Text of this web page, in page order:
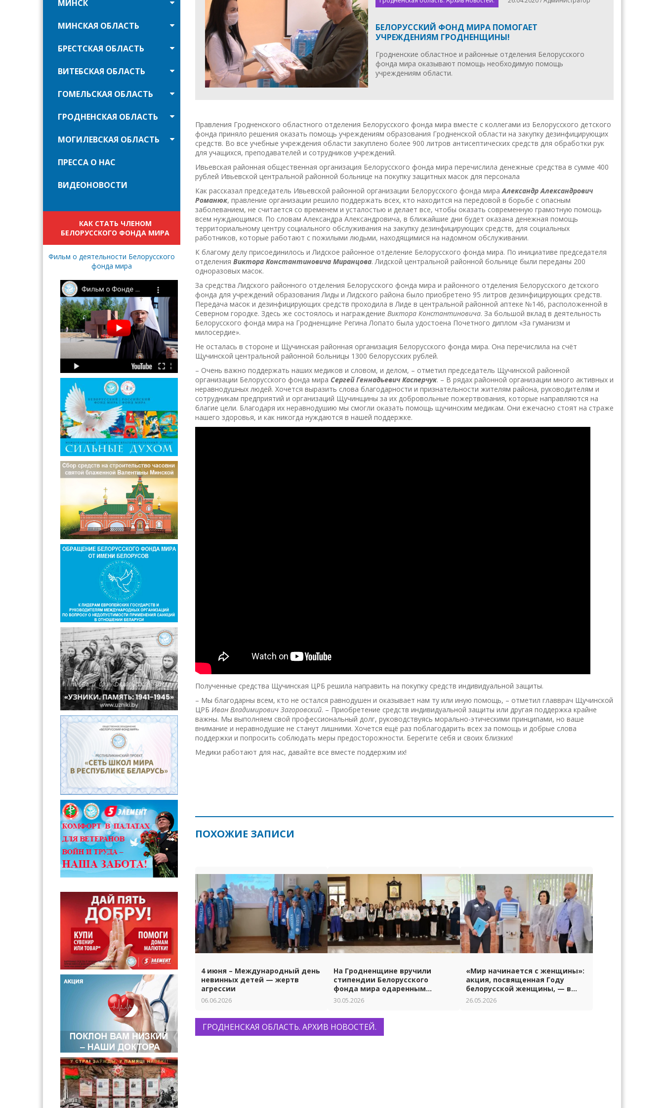
МИНСК
МИНСКАЯ ОБЛАСТЬ
БРЕСТСКАЯ ОБЛАСТЬ
ВИТЕБСКАЯ ОБЛАСТЬ
ГОМЕЛЬСКАЯ ОБЛАСТЬ
ГРОДНЕНСКАЯ ОБЛАСТЬ
МОГИЛЕВСКАЯ ОБЛАСТЬ
ПРЕССА О НАС
ВИДЕОНОВОСТИ
КАК СТАТЬ ЧЛЕНОМ
БЕЛОРУССКОГО ФОНДА МИРА
Фильм о деятельности Белорусского
фонда мира
БЕЛОРУССКИЙ ФОНД МИРА ПОМОГАЕТ
УЧРЕЖДЕНИЯМ ГРОДНЕНЩИНЫ!
Гродненские областное и районные отделения Белорусского
фонда мира оказывают помощь необходимую помощь
учреждениям области.
Правления Гродненского областного отделения Белорусского фонда мира вместе с коллегами из Белорусского детского
фонда приняло решения оказать помощь учреждениям образования Гродненской области на закупку дезинфицирующих
средств. Во все учебные учреждения области закуплено более 900 литров антисептических средств для обработки рук
для учащихся, преподавателей и сотрудников учреждений.
Ивьевская районная общественная организация Белорусского фонда мира перечислила денежные средства в сумме 400
рублей Ивьевской центральной районной больнице на покупку защитных масок для персонала
Как рассказал председатель Ивьевской районной организации Белорусского фонда мираАлександр Александрович
Романюк, правление организации решило поддержать всех, кто находится на передовой в борьбе с опасным
заболеванием, не считается со временем и усталостью и делает все, чтобы оказать современную грамотную помощь
всем нуждающимся. По словам Александра Александровича, в ближайшие дни будет оказана денежная помощь
территориальному центру социального обслуживания на закупку дезинфицирующих средств, для социальных
работников, которые работают с пожилыми людьми, находящимися на надомном обслуживании.
К благому делу присоединилось и Лидское районное отделение Белорусского фонда мира. По инициативе председателя
отделения Виктора Константиновича Миранцова. Лидской центральной районной больнице были переданы 200
одноразовых масок.
За средства Лидского районного отделения Белорусского фонда мира и районного отделения Белорусского детского
фонда для учреждений образования Лиды и Лидского района было приобретено 95 литров дезинфицирующих средств.
Передача масок и дезинфицирующих средств проходила в Лиде в центральной районной аптеке №146, расположенной в
Северном городке. Здесь же состоялось и награждение Виктора Константиновича. За большой вклад в деятельность
Белорусского фонда мира на Гродненщине Регина Лопато была удостоена Почетного диплом «За гуманизм и
милосердие».
Не осталась в стороне и Щучинская районная организация Белорусского фонда мира. Она перечислила на счёт
Щучинской центральной районной больницы 1300 белорусских рублей.
– Очень важно поддержать наших медиков и словом, и делом, – отметил председатель Щучинской районной
организации Белорусского фонда мира Сергей Геннадьевич Касперчук. – В рядах районной организации много активных и
неравнодушных людей. Хочется выразить слова благодарности и признательности жителям района, руководителям и
сотрудникам предприятий и организаций Щучинщины за их добровольные пожертвования, которые направляются на
благие цели. Благодаря их неравнодушию мы смогли оказать помощь щучинским медикам. Они ежечасно стоят на страже
нашего здоровья, и как никогда нуждаются в нашей поддержке.
Полученные средства Щучинская ЦРБ решила направить на покупку средств индивидуальной защиты.
– Мы благодарны всем, кто не остался равнодушен и оказывает нам ту или иную помощь, – отметил главврач Щучинской
ЦРБ Иван Владимирович Загоровский. – Приобретение средств индивидуальной защиты или другая поддержка крайне
важны. Мы выполняем свой профессиональный долг, руководствуясь морально-этическими принципами, но ваше
внимание и неравнодушие не станут лишними. Хочется ещё раз поблагодарить всех за помощь и добрые слова
поддержки и попросить соблюдать меры предосторожности. Берегите себя и своих близких!
Медики работают для нас, давайте все вместе поддержим их!
ПОХОЖИЕ ЗАПИСИ
4 июня – Международный день
невинных детей — жертв
агрессии
06.06.2026
На Гродненщине вручили
стипендии Белорусского
фонда мира одаренным
ученикам и студентам.
30.05.2026
«Мир начинается с женщины»:
акция, посвященная Году
белорусской женщины, — в
Гродно
26.05.2026
ГРОДНЕНСКАЯ ОБЛАСТЬ. АРХИВ НОВОСТЕЙ.